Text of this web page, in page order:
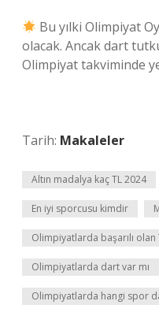
Bu yılki Olimpiyat
olacak. Ancak dart
Olimpiyat takviminde
Tarih: Makaleler
Altın madalya kaç TL 2024
En iyi sporcusu kimdir
Olimpiyatlarda başarılı
Olimpiyatlarda dart var mı
Olimpiyatlarda hangi spor